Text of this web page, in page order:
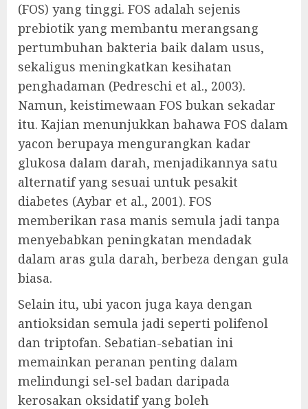
(FOS) yang tinggi. FOS adalah sejenis
prebiotik yang membantu merangsang
pertumbuhan bakteria baik dalam usus,
sekaligus meningkatkan kesihatan
penghadaman (Pedreschi et al., 2003).
Namun, keistimewaan FOS bukan sekadar
itu. Kajian menunjukkan bahawa FOS dalam
yacon berupaya mengurangkan kadar
glukosa dalam darah, menjadikannya satu
alternatif yang sesuai untuk pesakit
diabetes (Aybar et al., 2001). FOS
memberikan rasa manis semula jadi tanpa
menyebabkan peningkatan mendadak
dalam aras gula darah, berbeza dengan gula
biasa.
Selain itu, ubi yacon juga kaya dengan
antioksidan semula jadi seperti polifenol
dan triptofan. Sebatian-sebatian ini
memainkan peranan penting dalam
melindungi sel-sel badan daripada
kerosakan oksidatif yang boleh